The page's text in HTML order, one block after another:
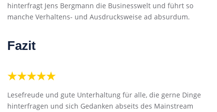
hinterfragt Jens Bergmann die Businesswelt und führt so
manche Verhaltens- und Ausdrucksweise ad absurdum.
Fazit
★★★★★
Lesefreude und gute Unterhaltung für alle, die gerne Dinge
hinterfragen und sich Gedanken abseits des Mainstream